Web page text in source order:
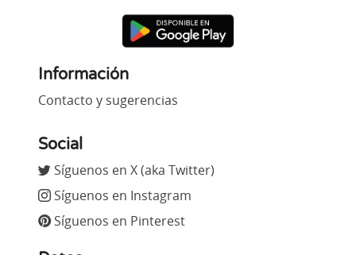
Información
Contacto y sugerencias
Social
Síguenos en X (aka Twitter)
Síguenos en Instagram
Síguenos en Pinterest